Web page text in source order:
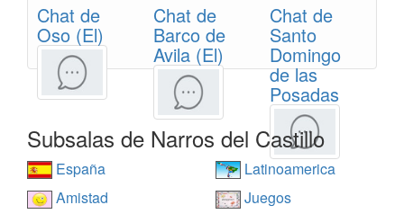
Chat de
Oso (El)
Chat de
Barco de
Avila (El)
Chat de
Santo
Domingo
de las
Posadas
Subsalas de Narros del Castillo
España
Latinoamerica
Amistad
Juegos